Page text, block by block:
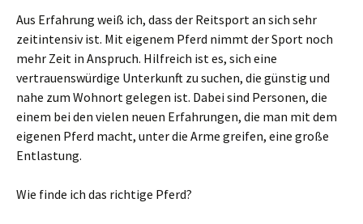
Aus Erfahrung weiß ich, dass der Reitsport an sich sehr
zeitintensiv ist. Mit eigenem Pferd nimmt der Sport noch
mehr Zeit in Anspruch. Hilfreich ist es, sich eine
vertrauenswürdige Unterkunft zu suchen, die günstig und
nahe zum Wohnort gelegen ist. Dabei sind Personen, die
einem bei den vielen neuen Erfahrungen, die man mit dem
eigenen Pferd macht, unter die Arme greifen, eine große
Entlastung.
Wie finde ich das richtige Pferd?